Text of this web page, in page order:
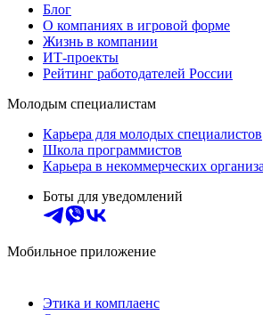
Блог
О компаниях в игровой форме
Жизнь в компании
ИТ-проекты
Рейтинг работодателей России
Молодым специалистам
Карьера для молодых специалистов
Школа программистов
Карьера в некоммерческих
Боты для уведомлений
Мобильное приложение
Этика и комплаенс